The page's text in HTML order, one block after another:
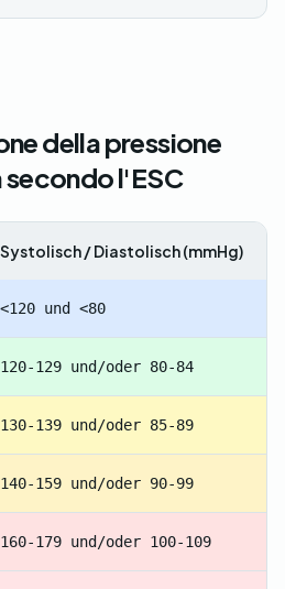
della pressione
l'ESC
Systolisch / Diastolisch (mmHg)
<120 und <80
120-129 und/oder 80-84
130-139 und/oder 85-89
140-159 und/oder 90-99
160-179 und/oder 100-109